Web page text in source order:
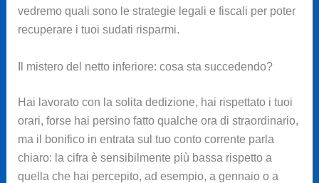
vedremo quali sono le strategie legali e fiscali per poter
recuperare i tuoi sudati risparmi.
Il mistero del netto inferiore: cosa sta succedendo?
Hai lavorato con la solita dedizione, hai rispettato i tuoi
orari, forse hai persino fatto qualche ora di straordinario,
ma il bonifico in entrata sul tuo conto corrente parla
chiaro: la cifra è sensibilmente più bassa rispetto a
quella che hai percepito, ad esempio, a gennaio o a